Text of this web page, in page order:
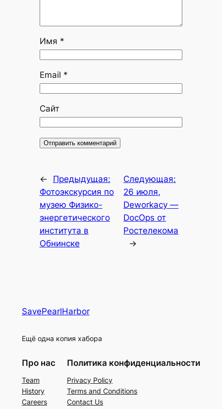
Имя *
Email *
Сайт
←
Предыдущая:
Фотоэкскурсия по
музею Физико-
энергетического
института в
Обнинске
Следующая:
26 июля,
Deworkacy —
DocOps от
Ростелекома
→
SavePearlHarbor
Ещё одна копия хабора
Про нас
Team
History
Careers
Политика конфиденциальности
Privacy Policy
Terms and Conditions
Contact Us